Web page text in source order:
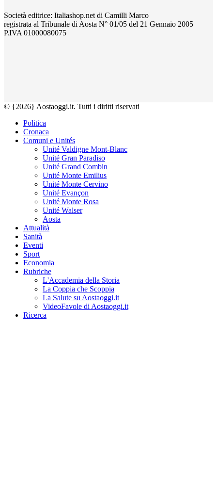
Società editrice: Italiashop.net di Camilli Marco
registrata al Tribunale di Aosta N° 01/05 del 21 Gennaio 2005
P.IVA 01000080075
© {2026} Aostaoggi.it. Tutti i diritti riservati
Politica
Cronaca
Comuni e Unités
Unité Valdigne Mont-Blanc
Unité Gran Paradiso
Unité Grand Combin
Unité Monte Emilius
Unité Monte Cervino
Unité Evançon
Unité Monte Rosa
Unité Walser
Aosta
Attualità
Sanità
Eventi
Sport
Economia
Rubriche
L'Accademia della Storia
La Coppia che Scoppia
La Salute su Aostaoggi.it
VideoFavole di Aostaoggi.it
Ricerca